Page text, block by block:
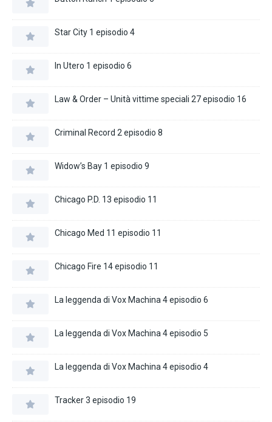
Star City 1 episodio 4
In Utero 1 episodio 6
Law & Order – Unità vittime speciali 27 episodio 16
Criminal Record 2 episodio 8
Widow’s Bay 1 episodio 9
Chicago P.D. 13 episodio 11
Chicago Med 11 episodio 11
Chicago Fire 14 episodio 11
La leggenda di Vox Machina 4 episodio 6
La leggenda di Vox Machina 4 episodio 5
La leggenda di Vox Machina 4 episodio 4
Tracker 3 episodio 19